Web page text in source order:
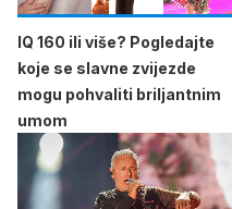
IQ 160 ili više? Pogledajte
koje se slavne zvijezde
mogu pohvaliti briljantnim
umom